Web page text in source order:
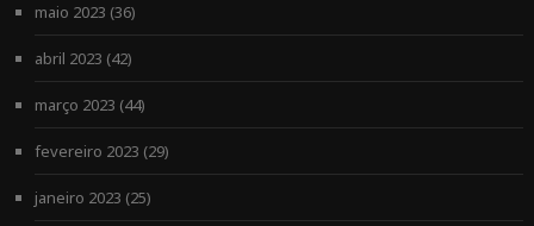
maio 2023 (36)
abril 2023 (42)
março 2023 (44)
fevereiro 2023 (29)
janeiro 2023 (25)